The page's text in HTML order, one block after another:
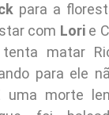
para a
com Lorie
matar
para ele
uma morte